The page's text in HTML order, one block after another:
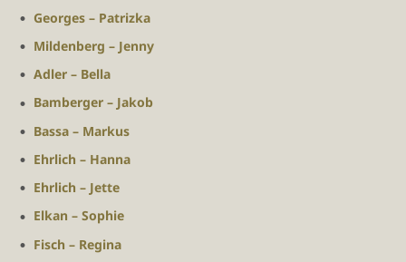
Georges – Patrizka
Mildenberg – Jenny
Adler – Bella
Bamberger – Jakob
Bassa – Markus
Ehrlich – Hanna
Ehrlich – Jette
Elkan – Sophie
Fisch – Regina